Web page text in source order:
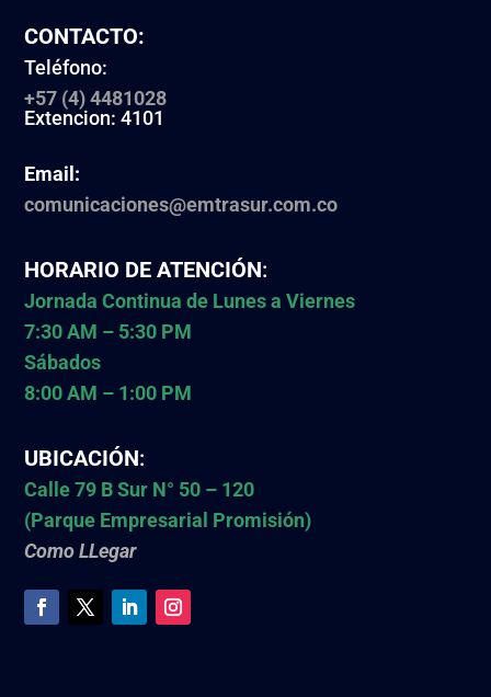
CONTACTO:
Teléfono:
+57 (4) 4481028
Extencion: 4101
Email:
comunicaciones@emtrasur.com.co
HORARIO DE ATENCIÓN:
Jornada Continua de Lunes a Viernes
7:30 AM – 5:30 PM
Sábados
8:00 AM – 1:00 PM
UBICACIÓN:
Calle 79 B Sur N° 50 – 120
(Parque Empresarial Promisión)
Como LLegar